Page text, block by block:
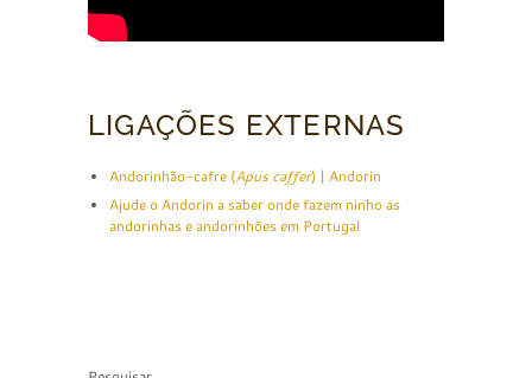
LIGAÇÕES EXTERNAS
Andorinhão-cafre (Apus caffer) | Andorin
Ajude o Andorin a saber onde fazem ninho as
andorinhas e andorinhões em Portugal